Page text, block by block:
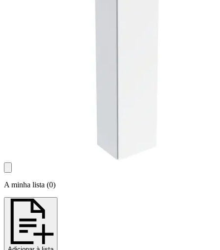
A minha lista (0)